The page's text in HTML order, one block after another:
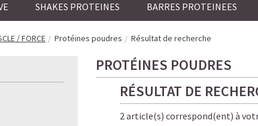
SHAKES PROTEINES BARRES PROTEINEES
/ FORCE Protéines poudres Résultat de recherche
PROTÉINES POUDRES
RÉSULTAT DE
2 article(s) correspond(ent) à